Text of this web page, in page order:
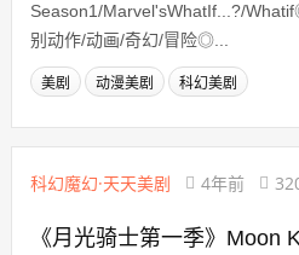
Season1/Marvel'sWhatIf...?/
别动作/动画/奇幻/冒险◎...
美剧 动漫美剧 科幻美剧
科幻魔幻·天天美剧 4年前
《月光骑士第一季》Moon